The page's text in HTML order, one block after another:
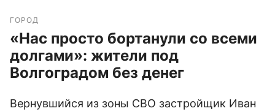
ГОРОД
«Нас просто бортанули со всеми
долгами»: жители под
Волгоградом без денег
Вернувшийся из зоны СВО застройщик Иван